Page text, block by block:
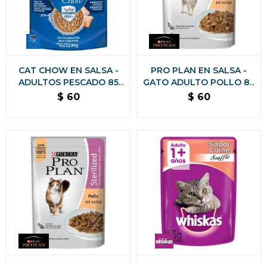
CAT CHOW EN SALSA -
ADULTOS PESCADO 85
GRS
$ 60
PRO PLAN EN SALSA -
GATO ADULTO POLLO 85
GRAMOS
$ 60